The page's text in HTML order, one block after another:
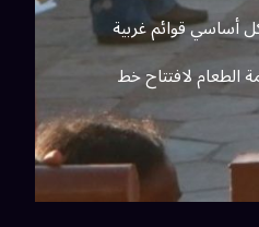
أساسي قوائم غربية
الطعام لافتتاح خط